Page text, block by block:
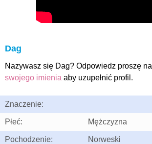
Dag
Nazywasz się Dag? Odpowiedz proszę na
swojego imienia aby uzupełnić profil.
Znaczenie:
Płeć: Mężczyzna
Pochodzenie: Norweski